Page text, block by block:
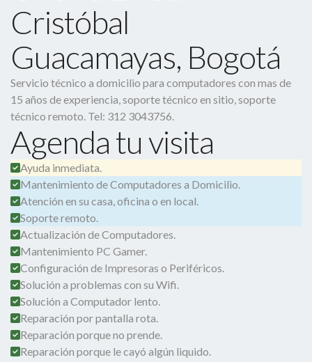
Cristóbal
Guacamayas, Bogotá
Servicio técnico a domicilio para computadores con mas de
15 años de experiencia, soporte técnico en sitio, soporte
técnico remoto. Tel: 312 3043756.
Agenda tu visita
Ayuda inmediata.
Mantenimiento de Computadores a Domicilio.
Atención en su casa, oficina o en local.
Soporte remoto.
Actualización de Computadores.
Mantenimiento PC Gamer.
Configuración de Impresoras o Periféricos.
Solución a problemas con su Wifi.
Solución a Computador lento.
Reparación por pantalla rota.
Reparación porque no prende.
Reparación porque le cayó algún liquido.